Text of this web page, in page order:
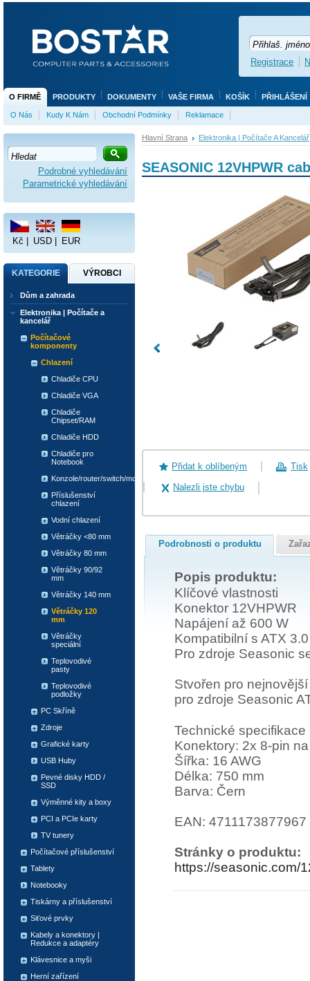
Hlavní Strana Elektronika | Počítače A Kancelář
SEASONIC 12VHPWR
Přidat k oblíbeným
Tisk
Nalezli jste chybu
Podrobnosti o produktu
Popis produktu:
Klíčové vlastnosti
Konektor 12VHPWR
Napájení až 600 W
Kompatibilní s ATX
Pro zdroje Seasonic
Stvořen pro
pro zdroje Seasonic
Technické specifikace
Konektory: 2x 8-pin
Šířka: 16 AWG
Délka: 750 mm
Barva: Čern
EAN: 4711173877967
Stránky o produktu:
https://seasonic.com/
Podrobné vyhledávání
Parametrické vyhledávání
Kč USD EUR
KATEGORIE VÝROBCI
Dům a zahrada
Elektronika | Počítače a
kancelář
Počítačové
komponenty
Chlazení
Chladiče CPU
Chladiče VGA
Chladiče
Chipset/RAM
Chladiče HDD
Chladiče pro
Notebook
Konzole/router/switch/modem
Příslušenství
chlazení
Vodní chlazení
Větráčky <80 mm
Větráčky 80 mm
Větráčky 90/92
mm
Větráčky 140 mm
Větráčky 120
mm
Větráčky
speciální
Teplovodivé
pasty
Teplovodivé
podložky
PC Skříně
Zdroje
Grafické karty
USB Huby
Pevné disky HDD /
SSD
Výměnné kity a boxy
PCI a PCIe karty
TV tunery
Počítačové příslušenství
Tablety
Notebooky
Tiskárny a příslušenství
Siťové prvky
Kabely a konektory |
Redukce a adaptéry
Klávesnice a myši
Herní zařízení
O FIRMĚ PRODUKTY DOKUMENTY VAŠE FIRMA KOŠÍK PŘIHLÁŠENÍ
O Nás Kudy K Nám Obchodní Podmínky Reklamace
Registrace